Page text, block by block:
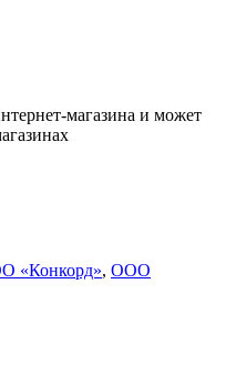
магазина и может
«Конкорд», ООО